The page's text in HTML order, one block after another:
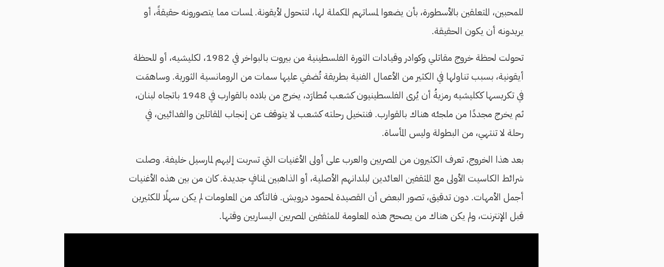
للمحبين، المتعلقين بالأسطورة، بأن يضعوا لمساتهم المكملة لها، لتتحول لأيقونة. لمسات مما يتصورونه حقيقةً، أو
يريدونه أن يكون الحقيقة.
تحولت لحظة خروج مقاتلي وكوادر وقيادات الثورة الفلسطينية من بيروت بالبواخر في 1982، لكليشيه، أو للحظة
أيقونية، بسبب تناولها في الكثير من الأعمال الفنية بطريقة تُضفي عليها سمات من الرومانسية الثورية. وساهمَت
في تكريسها
ككليشيه رمزيةُ أن يُرى الفلسطينيون كشعب مُطارَد، يخرج من بلاده بالقوارب في 1948 باتجاه لبنان،
ثم يخرج مجددًا من ملجئه هناك بالقوارب. فنتخيل رحلته كشعب لا يتوقف عن إنجاب المقاتلين والفدائيين، في
رحلة لا تنتهي، من البطولة وليس المأساة.
بعد هذا الخروج، تعرف الكثيرون من المصريين والعرب على أولى الأغنيات التي تسربت إليهم لمارسيل خليفة. وصلت
شرائط الكاسيت الأولى مع المثقفين العائدين لبلدانهم الأصلية، أو الذاهبين لمنافٍ جديدة. كان من بين هذه الأغنيات
أجمل الأمهات. دون تدقيق، تصور البعض أن القصيدة لمحمود درويش. فالتأكد من المعلومات لم يكن سهلًا للكثيرين
قبل الإنترنت، ولم يكن هناك من يصحح هذه المعلومة للمثقفين المصريين اليساريين وقتها.